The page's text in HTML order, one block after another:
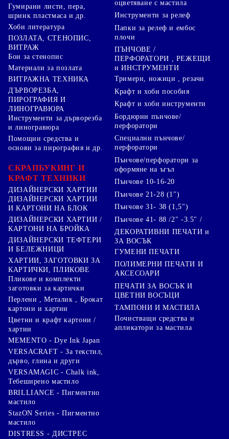
Гумирани листи, пера,
шринк пластмаса и др.
Хоби литература
ПОЗЛАТА, СТЕНОПИС,
ВИТРАЖ
Бои за стенопис
Материали за позлата
ВИТРАЖНА ТЕХНИКА
ДЪРВОРЕЗБА,
ПИРОГРАФИЯ И
ЛИНОГРАВЮРА
Инструменти за дърворезба
и линогравюра
Помощни средства и
основи за пирография и др.
СКРАПБУКИНГ И
КРАФТ ТЕХНИКИ
ДИЗАЙНЕРСКИ ХАРТИИ
ДИЗАЙНЕРСКИ ХАРТИИ
И КАРТОНИ НА БЛОК
ДИЗАЙНЕРСКИ ХАРТИИ /
КАРТОНИ НА БРОЙКА
ДИЗАЙНЕРСКИ ТЕФТЕРИ
И БЕЛЕЖНИЦИ
ХАРТИИ, ЗАГОТОВКИ ЗА
КАРТИЧКИ, ПЛИКОВЕ
Пликове и комплекти
заготовки за картички
Перлени , Металик , Брокат
картони и хартии
Цветни и крафт картони /
хартии
оцветяване с мастила
Инструменти за релеф
Папки за релеф и ембос
плочи
ПЪНЧОВЕ /
ПЕРФОРАТОРИ , РЕЖЕЩИ
и ИНСТРУМЕНТИ
Тримери, ножици , резачи
Крафт и хоби пособия
Крафт и хоби инструменти
Бордюрни пънчове/
перфоратори
Специални пънчове/
перфоратори
Пънчове/перфоратори за
оформяне на ъгъл
Пънчове 10-16-20
Пънчове 21-28 (1")
Пънчове 31- 38 (1,5")
Пънчове 41- 88 /2" -3.5" /
ДЕКОРАТИВНИ ПЕЧАТИ и
ЗА ВОСЪК
ГУМЕНИ ПЕЧАТИ
ПОЛИМЕРНИ ПЕЧАТИ И
АКСЕСОАРИ
ПЕЧАТИ ЗА ВОСЪК И
ЦВЕТНИ ВОСЪЦИ
ТАМПОНИ И МАСТИЛА
Почистващи средства и
апликатори за мастила
MEMENTO - Dye Ink Japan
VERSACRAFT - За текстил,
дърво, глина и други
VERSAMAGIC - Chalk ink,
Тебеширено мастило
BRILLIANCE - Пигментно
мастило
StazON Series - Пигментно
мастило
DISTRESS - ДИСТРЕС